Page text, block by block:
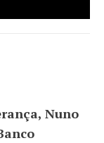
Nuno